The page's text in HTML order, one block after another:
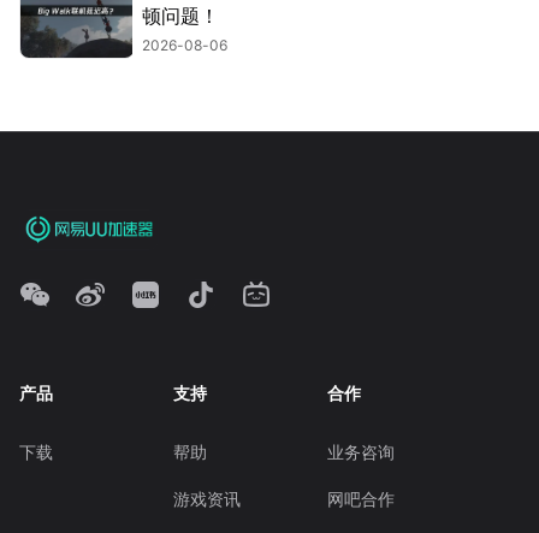
顿问题！
2026-08-06
产品
下载
支持
帮助
游戏资讯
合作
业务咨询
网吧合作